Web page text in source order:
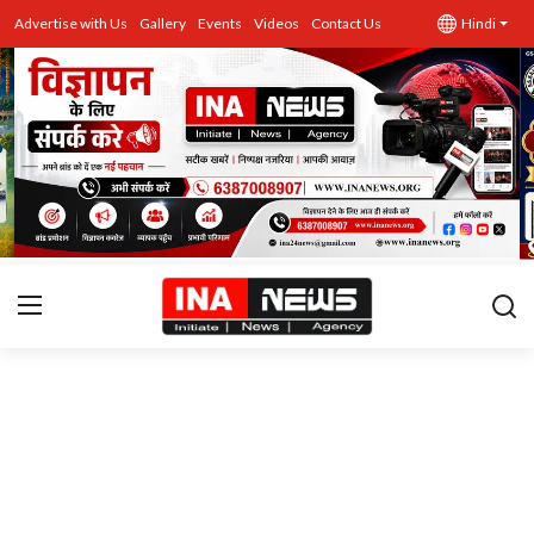
Advertise with Us Gallery Events Videos Contact Us Hindi
उत्तर प्रदेश
Advertise with Us
Events
राज्य